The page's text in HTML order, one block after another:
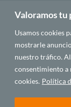
Valoramos tu
Usamos cookies
mostrarle
nuestro tráfico. Al
consentimiento a
cookies. Política
Blog
About Us
English